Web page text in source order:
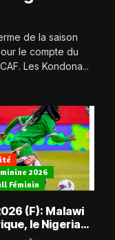
de la saison
le compte du
Les Kondona...
2026
Féminin
(F): Malawi
le Nigeria
la Zambie